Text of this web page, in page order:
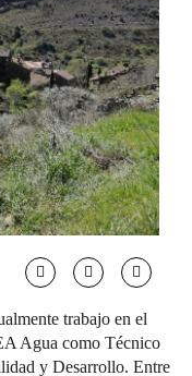
trabajo en el
Agua como Técnico
y Desarrollo. Entre